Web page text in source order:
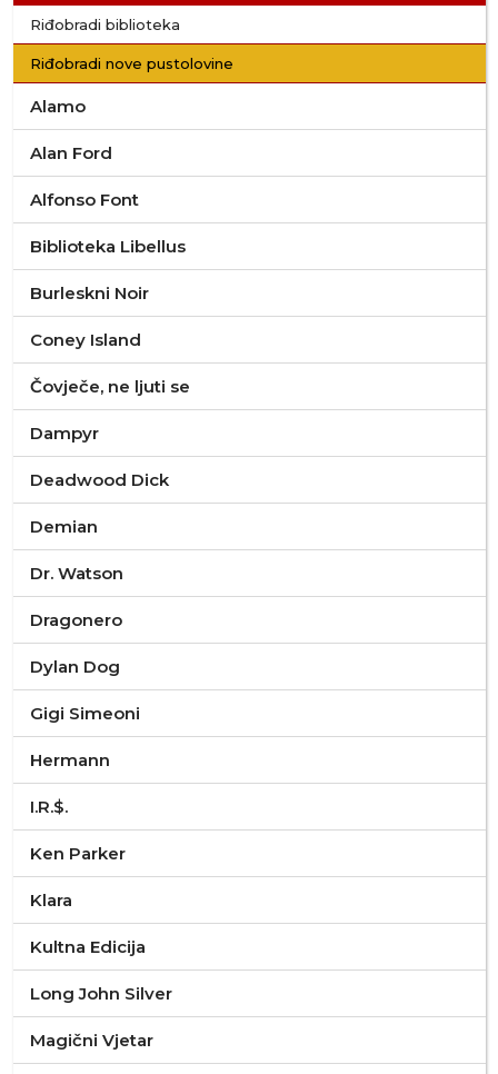
Riđobradi biblioteka
Riđobradi nove pustolovine
Alamo
Alan Ford
Alfonso Font
Biblioteka Libellus
Burleskni Noir
Coney Island
Čovječe, ne ljuti se
Dampyr
Deadwood Dick
Demian
Dr. Watson
Dragonero
Dylan Dog
Gigi Simeoni
Hermann
I.R.$.
Ken Parker
Klara
Kultna Edicija
Long John Silver
Magični Vjetar